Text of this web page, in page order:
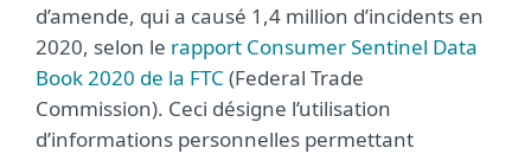
d’amende, qui a causé 1,4 million d’incidents en
2020, selon le rapport Consumer Sentinel Data
Book 2020 de la FTC (Federal Trade
Commission). Ceci désigne l’utilisation
d’informations personnelles permettant